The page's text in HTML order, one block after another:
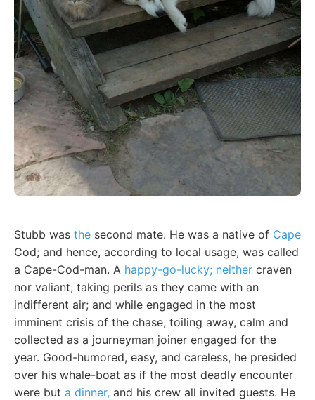
Stubb was the second mate. He was a native of Cape
Cod; and hence, according to local usage, was called
a Cape-Cod-man. A happy-go-lucky; neither craven
nor valiant; taking perils as they came with an
indifferent air; and while engaged in the most
imminent crisis of the chase, toiling away, calm and
collected as a journeyman joiner engaged for the
year. Good-humored, easy, and careless, he presided
over his whale-boat as if the most deadly encounter
were but a dinner, and his crew all invited guests. He